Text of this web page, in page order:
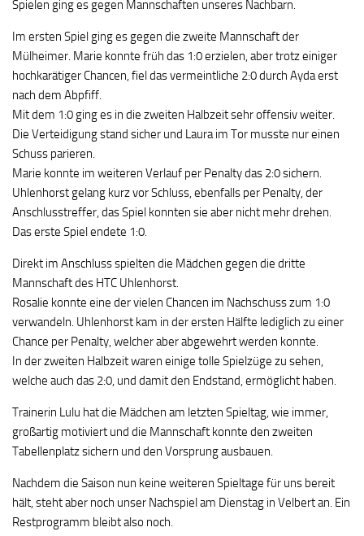
Spielen ging es gegen Mannschaften unseres Nachbarn.
Im ersten Spiel ging es gegen die zweite Mannschaft der
Mülheimer. Marie konnte früh das 1:0 erzielen, aber trotz einiger
hochkarätiger Chancen, fiel das vermeintliche 2:0 durch Ayda erst
nach dem Abpfiff.
Mit dem 1:0 ging es in die zweiten Halbzeit sehr offensiv weiter.
Die Verteidigung stand sicher und Laura im Tor musste nur einen
Schuss parieren.
Marie konnte im weiteren Verlauf per Penalty das 2:0 sichern.
Uhlenhorst gelang kurz vor Schluss, ebenfalls per Penalty, der
Anschlusstreffer, das Spiel konnten sie aber nicht mehr drehen.
Das erste Spiel endete 1:0.
Direkt im Anschluss spielten die Mädchen gegen die dritte
Mannschaft des HTC Uhlenhorst.
Rosalie konnte eine der vielen Chancen im Nachschuss zum 1:0
verwandeln. Uhlenhorst kam in der ersten Hälfte lediglich zu einer
Chance per Penalty, welcher aber abgewehrt werden konnte.
In der zweiten Halbzeit waren einige tolle Spielzüge zu sehen,
welche auch das 2:0, und damit den Endstand, ermöglicht haben.
Trainerin Lulu hat die Mädchen am letzten Spieltag, wie immer,
großartig motiviert und die Mannschaft konnte den zweiten
Tabellenplatz sichern und den Vorsprung ausbauen.
Nachdem die Saison nun keine weiteren Spieltage für uns bereit
hält, steht aber noch unser Nachspiel am Dienstag in Velbert an. Ein
Restprogramm bleibt also noch.